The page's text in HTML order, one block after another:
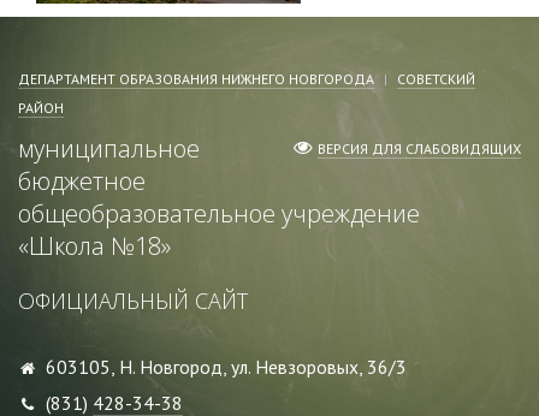
ДЕПАРТАМЕНТ ОБРАЗОВАНИЯ НИЖНЕГО НОВГОРОДА
СОВЕТСКИЙ
РАЙОН
ВЕРСИЯ ДЛЯ СЛАБОВИДЯЩИХ
муниципальное
бюджетное
общеобразовательное учреждение
«Школа №18»
ОФИЦИАЛЬНЫЙ САЙТ
603105, Н. Новгород, ул. Невзоровых, 36/3
(831) 428-34-38